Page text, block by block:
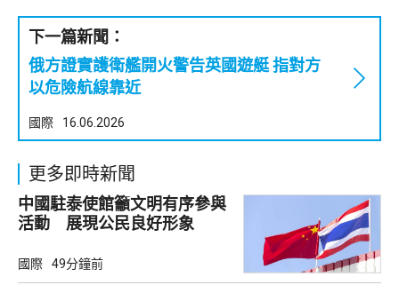
下一篇新聞：
俄方證實護衛艦開火警告英國遊艇 指對方
以危險航線靠近
國際 16.06.2026
更多即時新聞
中國駐泰使館籲文明有序參與
活動 展現公民良好形象
國際 49分鐘前